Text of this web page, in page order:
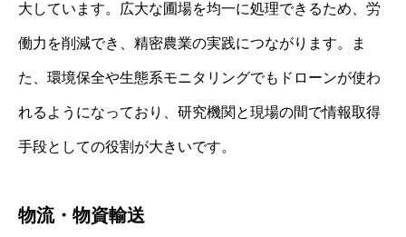
大しています。広大な圃場を均一に処理できるため、労
働力を削減でき、精密農業の実践につながります。ま
た、環境保全や生態系モニタリングでもドローンが使わ
れるようになっており、研究機関と現場の間で情報取得
手段としての役割が大きいです。
物流・物資輸送